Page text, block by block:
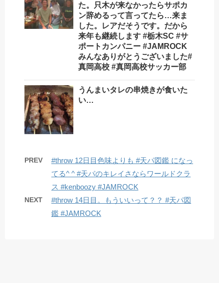
た。只木が来なかったらサポカ
ン辞めるって言ってたら…来ま
した。レアだそうです。だから
来年も継続します #栃木SC #サ
ポートカンパニー #JAMROCK
みんなありがとうございました#
真岡高校 #真岡高校サッカー部
うんまいタレの串焼きが食いた
い…
PREV
#throw 12日目色味よりも #天パ図鑑 になっ
てる^ ^ #天パのキレイさならワールドクラ
ス #kenboozy #JAMROCK
NEXT
#throw 14日目。もういいって？？ #天パ図
鑑 #JAMROCK